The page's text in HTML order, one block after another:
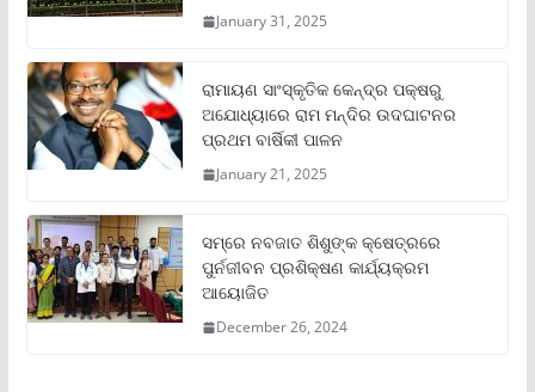
January 31, 2025
ରାମାୟଣ ସାଂସ୍କୃତିକ କେନ୍ଦ୍ର ପକ୍ଷରୁ
ଅଯୋଧ୍ୟାରେ ରାମ ମନ୍ଦିର ଉଦଘାଟନର
ପ୍ରଥମ ବାର୍ଷିକୀ ପାଳନ
January 21, 2025
ସମ୍‌ରେ ନବଜାତ ଶିଶୁଙ୍କ କ୍ଷେତ୍ରରେ
ପୁର୍ନଜୀବନ ପ୍ରଶିକ୍ଷଣ କାର୍ଯ୍ୟକ୍ରମ
ଆୟୋଜିତ
December 26, 2024